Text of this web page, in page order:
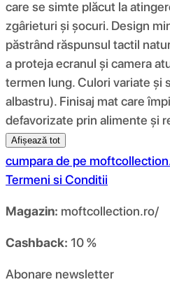
care se simte plăcut la
zgârieturi și șocuri. Design
păstrând răspunsul tactil
a proteja ecranul și camera
termen lung. Culori variate și
albastru). Finisaj mat care
defavorizate prin alimente și
Afișează tot
cumpara de pe
Termeni si Conditii
Magazin: moftcollection.ro/
Cashback: 10 %
Abonare newsletter